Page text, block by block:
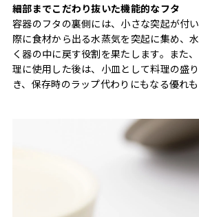
細部までこだわり抜いた機能的なフタ
容器のフタの裏側には、小さな突起が付
際に食材から出る水蒸気を突起に集め、
く器の中に戻す役割を果たします。また
理に使用した後は、小皿として料理の盛
き、保存時のラップ代わりにもなる優れも